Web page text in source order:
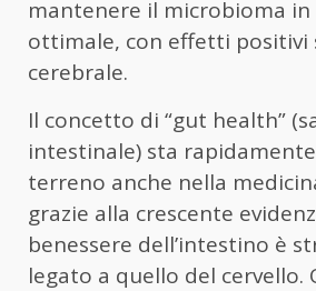
mantenere il microbioma
ottimale, con effetti positivi
cerebrale.
Il concetto di “gut health”
intestinale) sta
terreno anche nella
grazie alla crescente
benessere dell’intestino è
legato a quello del cervello.